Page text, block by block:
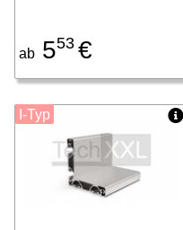
ab 553 €
I-Typ